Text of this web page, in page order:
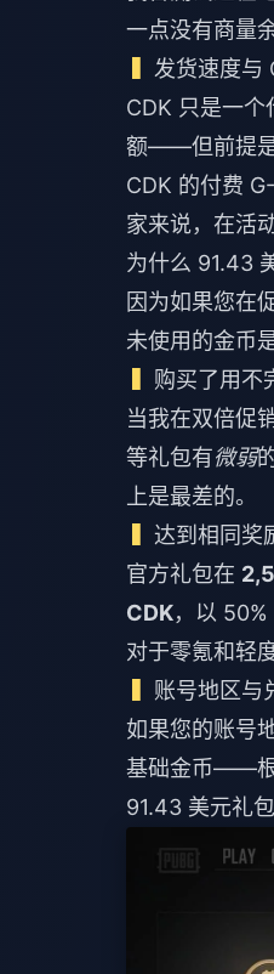
一点没有商量余
发货速度与
CDK 只是一个
额——但前提是
CDK 的付费
家来说，在活
为什么 91.43
因为如果您在
未使用的金币
购买了用不
当我在双倍促
等礼包有微弱
上是最差的。
达到相同奖
官方礼包在
CDK，以
对于零氪和轻
账号地区与
如果您的账号
基础金币——根
91.43 美元礼